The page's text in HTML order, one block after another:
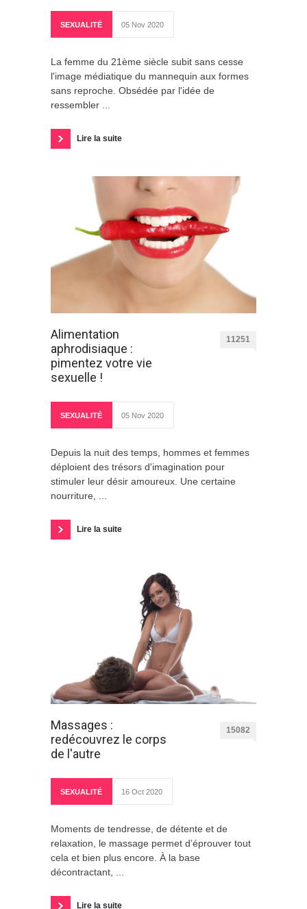
SEXUALITÉ 05 Nov 2020
La femme du 21ème siècle subit sans cesse
l'image médiatique du mannequin aux formes
sans reproche. Obsédée par l'idée de
ressembler ...
Lire la suite
Alimentation
aphrodisiaque :
pimentez votre vie
sexuelle !
11251
SEXUALITÉ 05 Nov 2020
Depuis la nuit des temps, hommes et femmes
déploient des trésors d'imagination pour
stimuler leur désir amoureux. Une certaine
nourriture, ...
Lire la suite
Massages :
redécouvrez le corps
de l'autre
15082
SEXUALITÉ 16 Oct 2020
Moments de tendresse, de détente et de
relaxation, le massage permet d’éprouver tout
cela et bien plus encore. À la base
décontractant, ...
Lire la suite